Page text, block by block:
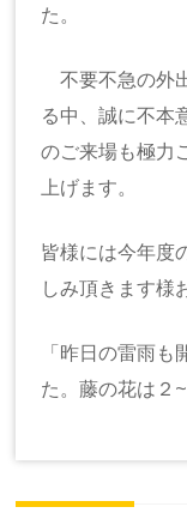
た。
不要不急の外
る中、誠に不本
のご来場も極力
上げます。
皆様には今年度
しみ頂きます様
「昨日の雷雨
た。藤の花は２